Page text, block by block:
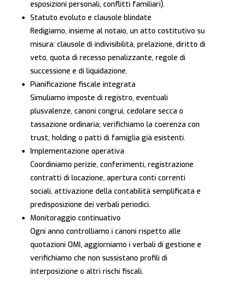
esposizioni personali, conflitti familiari).
Statuto evoluto e clausole blindate
Redigiamo, insieme al notaio, un atto costitutivo su
misura: clausole di indivisibilità, prelazione, diritto di
veto, quota di recesso penalizzante, regole di
successione e di liquidazione.
Pianificazione fiscale integrata
Simuliamo imposte di registro, eventuali
plusvalenze, canoni congrui, cedolare secca o
tassazione ordinaria; verifichiamo la coerenza con
trust, holding o patti di famiglia già esistenti.
Implementazione operativa
Coordiniamo perizie, conferimenti, registrazione
contratti di locazione, apertura conti correnti
sociali, attivazione della contabilità semplificata e
predisposizione dei verbali periodici.
Monitoraggio continuativo
Ogni anno controlliamo i canoni rispetto alle
quotazioni OMI, aggiorniamo i verbali di gestione e
verifichiamo che non sussistano profili di
interposizione o altri rischi fiscali.